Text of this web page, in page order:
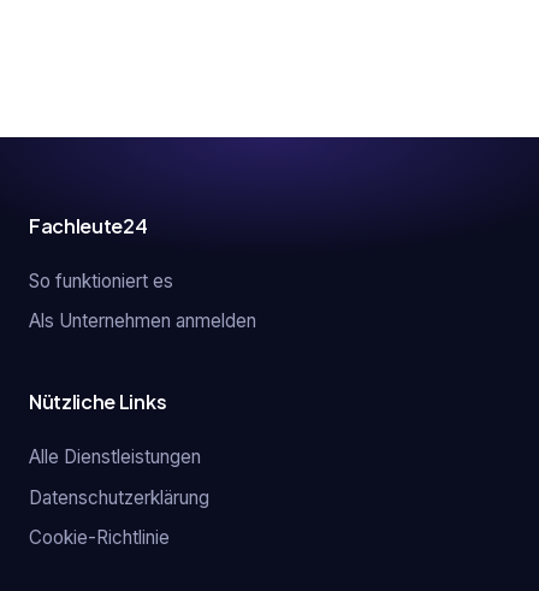
Fachleute24
So funktioniert es
Als Unternehmen anmelden
Nützliche Links
Alle Dienstleistungen
Datenschutzerklärung
Cookie-Richtlinie